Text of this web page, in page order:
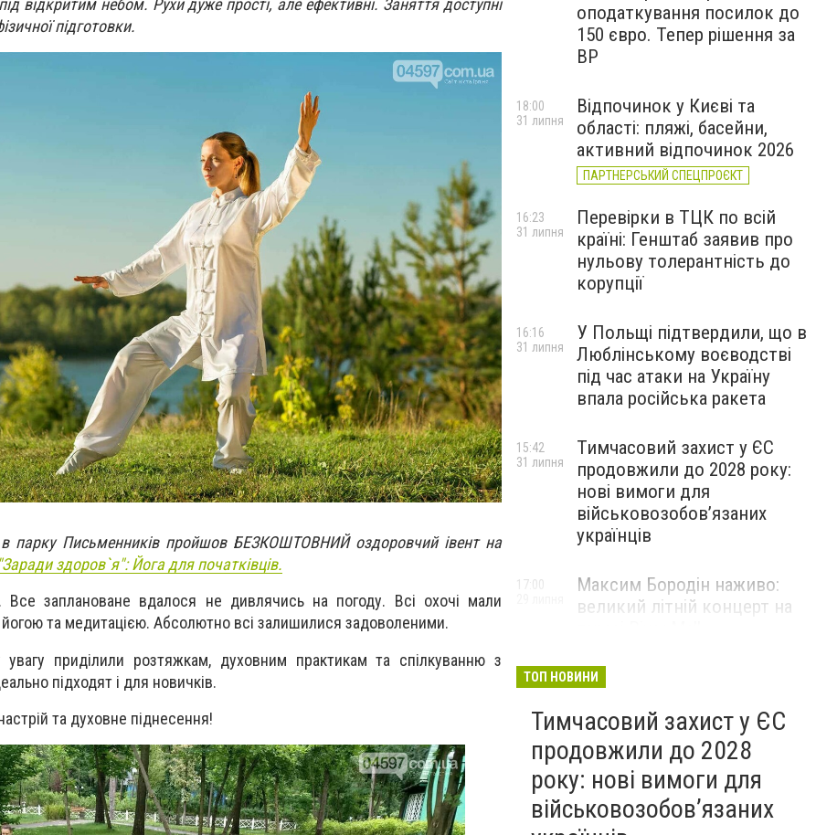
підготовки.
парку Письменників пройшов БЕЗКОШТОВНИЙ оздоровчий івент на
"Заради здоров`я": Йога для початківців.
заплановане вдалося не дивлячись на погоду. Всі охочі мали
та медитацією. Абсолютно всі залишилися задоволеними.
увагу приділили розтяжкам, духовним практикам та спілкуванню з
підходят і для новичків.
та духовне піднесення!
оподаткування посилок до
150 євро. Тепер рішення за
ВР
Відпочинок у Києві та
області: пляжі, басейни,
активний відпочинок 2026
ПАРТНЕРСЬКИЙ СПЕЦПРОЄКТ
18:00
31 липня
Перевірки в ТЦК по всій
країні: Генштаб заявив про
нульову толерантність до
корупції
16:23
31 липня
У Польщі підтвердили, що в
Люблінському воєводстві
під час атаки на Україну
впала російська ракета
16:16
31 липня
Тимчасовий захист у ЄС
продовжили до 2028 року:
нові вимоги для
військовозобов’язаних
українців
15:42
31 липня
Максим Бородін наживо:
великий літній концерт на
17:00
ТОП НОВИНИ
Тимчасовий захист у ЄС
продовжили до 2028
року: нові вимоги для
військовозобов’язаних